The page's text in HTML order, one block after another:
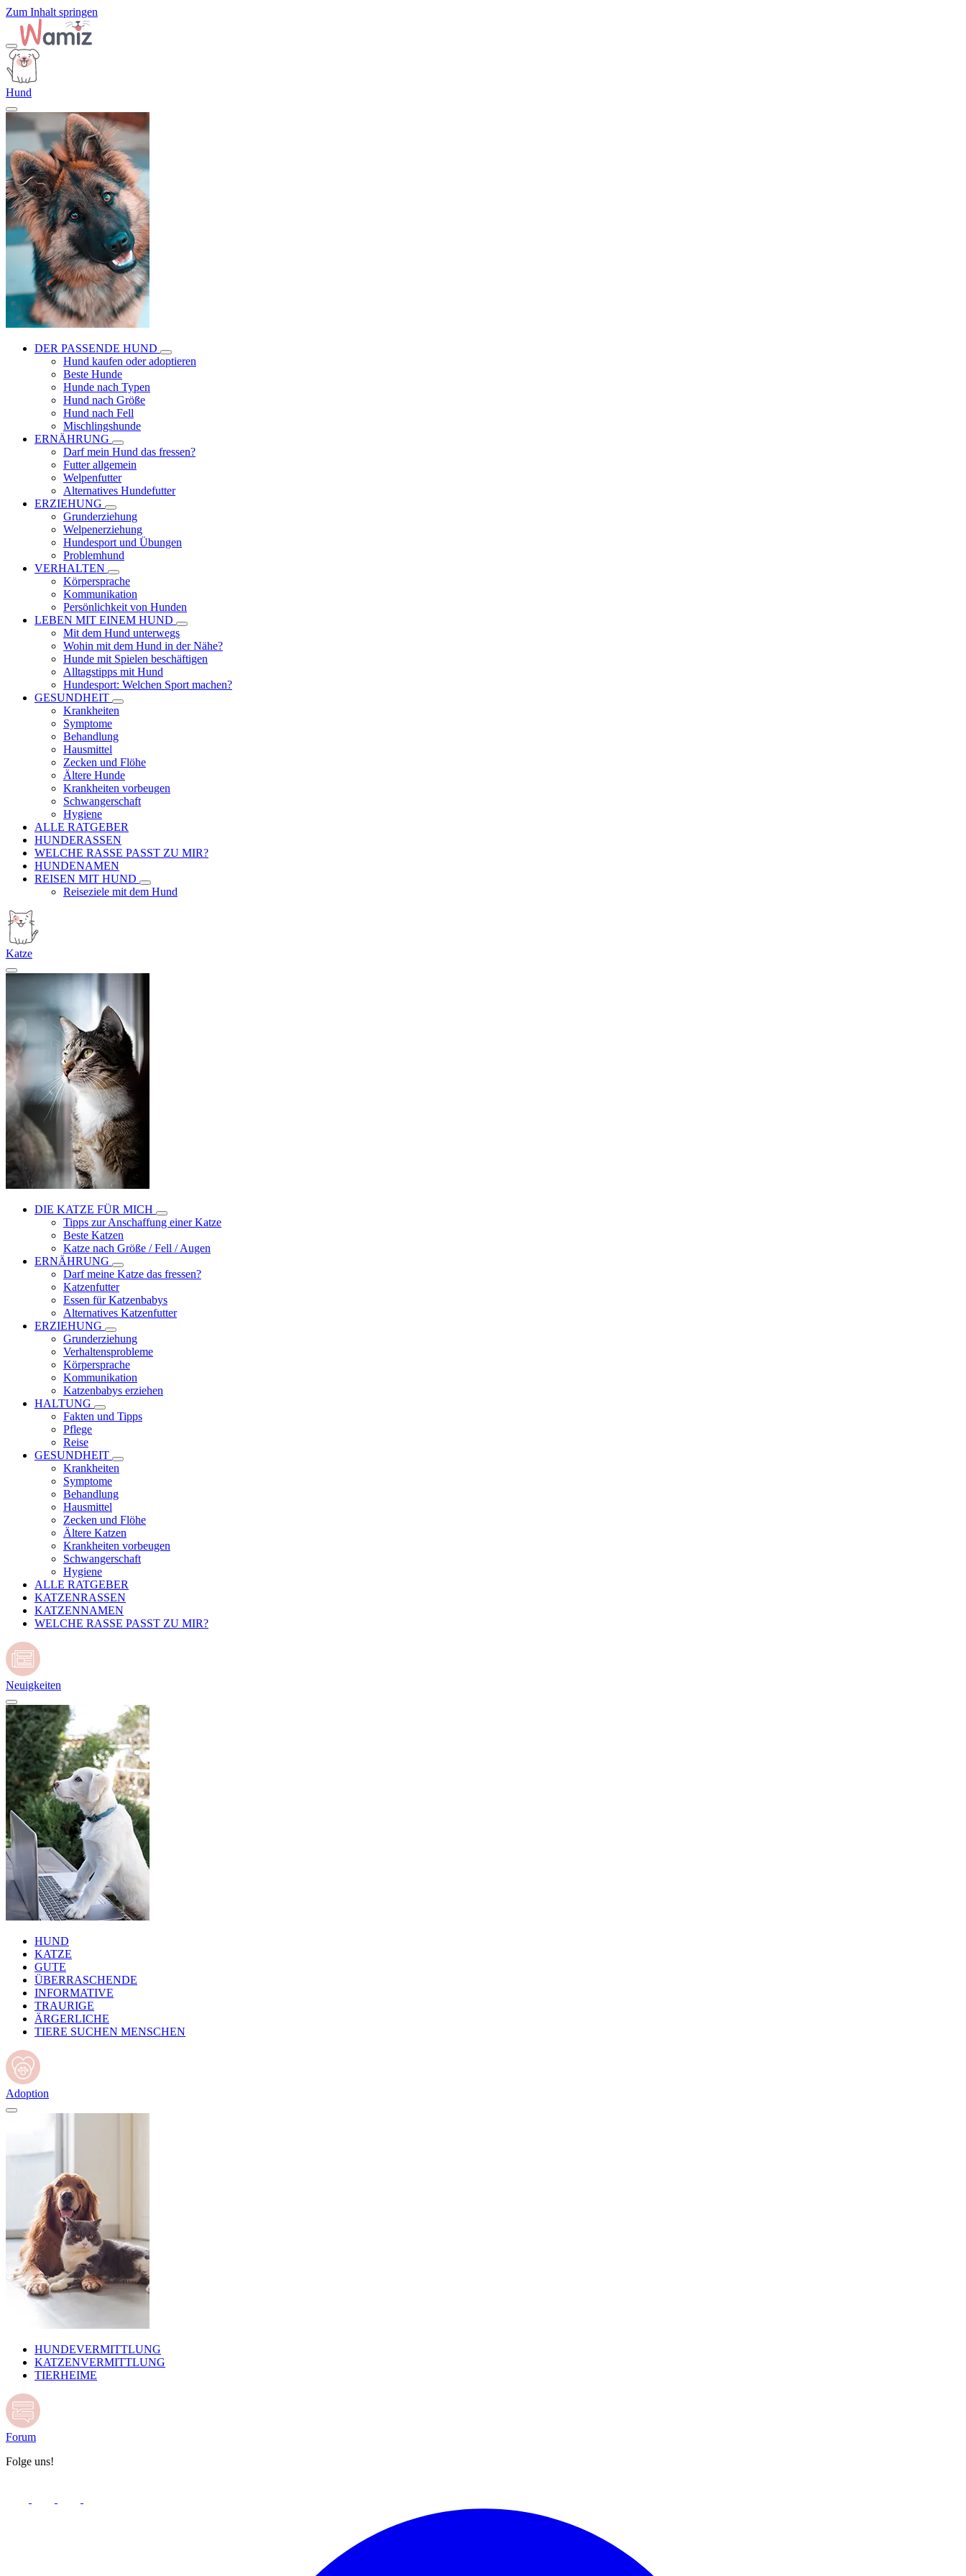
Zum Inhalt springen
Hund
DER PASSENDE HUND
Hund kaufen oder adoptieren
Beste Hunde
Hunde nach Typen
Hund nach Größe
Hund nach Fell
Mischlingshunde
ERNÄHRUNG
Darf mein Hund das fressen?
Futter allgemein
Welpenfutter
Alternatives Hundefutter
ERZIEHUNG
Grunderziehung
Welpenerziehung
Hundesport und Übungen
Problemhund
VERHALTEN
Körpersprache
Kommunikation
Persönlichkeit von Hunden
LEBEN MIT EINEM HUND
Mit dem Hund unterwegs
Wohin mit dem Hund in der Nähe?
Hunde mit Spielen beschäftigen
Alltagstipps mit Hund
Hundesport: Welchen Sport machen?
GESUNDHEIT
Krankheiten
Symptome
Behandlung
Hausmittel
Zecken und Flöhe
Ältere Hunde
Krankheiten vorbeugen
Schwangerschaft
Hygiene
ALLE RATGEBER
HUNDERASSEN
WELCHE RASSE PASST ZU MIR?
HUNDENAMEN
REISEN MIT HUND
Reiseziele mit dem Hund
Katze
DIE KATZE FÜR MICH
Tipps zur Anschaffung einer Katze
Beste Katzen
Katze nach Größe / Fell / Augen
ERNÄHRUNG
Darf meine Katze das fressen?
Katzenfutter
Essen für Katzenbabys
Alternatives Katzenfutter
ERZIEHUNG
Grunderziehung
Verhaltensprobleme
Körpersprache
Kommunikation
Katzenbabys erziehen
HALTUNG
Fakten und Tipps
Pflege
Reise
GESUNDHEIT
Krankheiten
Symptome
Behandlung
Hausmittel
Zecken und Flöhe
Ältere Katzen
Krankheiten vorbeugen
Schwangerschaft
Hygiene
ALLE RATGEBER
KATZENRASSEN
KATZENNAMEN
WELCHE RASSE PASST ZU MIR?
Neuigkeiten
HUND
KATZE
GUTE
ÜBERRASCHENDE
INFORMATIVE
TRAURIGE
ÄRGERLICHE
TIERE SUCHEN MENSCHEN
Adoption
HUNDEVERMITTLUNG
KATZENVERMITTLUNG
TIERHEIME
Forum
Folge uns!